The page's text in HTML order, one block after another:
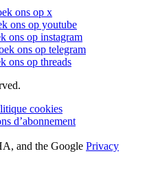
ons op x
ons op youtube
ons op instagram
ons op telegram
ons op threads
cookies
d’abonnement
and the Google Privacy